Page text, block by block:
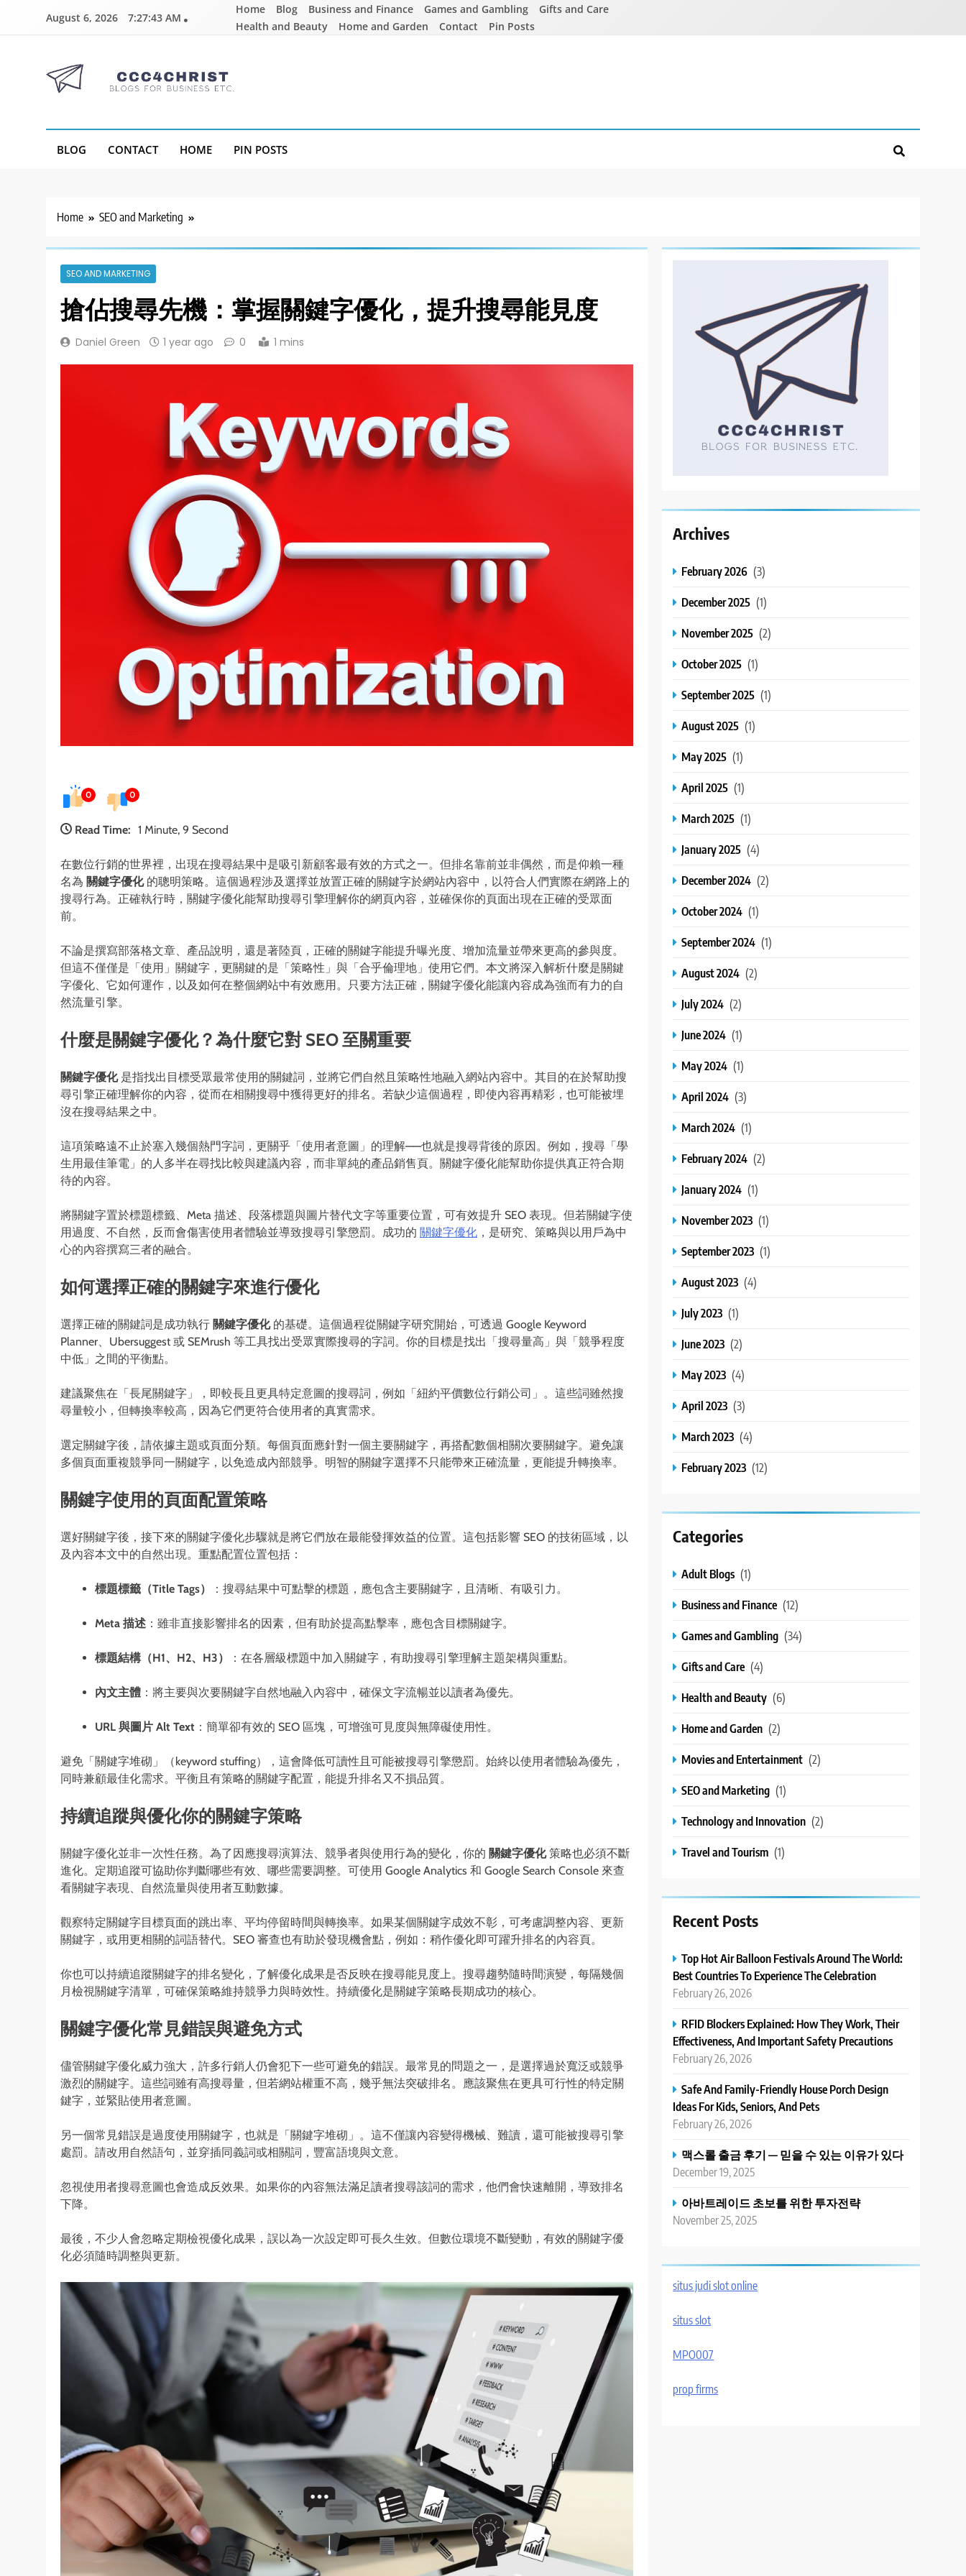
August 6, 2026 7:27:44 AM
Home Blog Business and Finance Games and Gambling
Gifts and Care
Health and Beauty
Home and Garden Contact Pin Posts
BLOG CONTACT HOME PIN POSTS
Home SEO and Marketing
SEO AND MARKETING
搶佔搜尋先機：掌握關鍵字優化，提升搜尋能見度
Daniel Green 1 year ago 0 1 mins
0 0
Read Time: 1 Minute, 9 Second
在數位行銷的世界裡，出現在搜尋結果中是吸引新顧客最有效的方式之一。但排名靠前並非偶然，而是仰賴一種
名為 關鍵字優化的聰明策略。這個過程涉及選擇並放置正確的關鍵字於網站內容中，以符合人們實際在網路上的
搜尋行為。正確執行時，關鍵字優化能幫助搜尋引擎理解你的網頁內容，並確保你的頁面出現在正確的受眾面
前。
不論是撰寫部落格文章、產品說明，還是著陸頁，正確的關鍵字能提升曝光度、增加流量並帶來更高的參與度。
但這不僅僅是「使用」關鍵字，更關鍵的是「策略性」與「合乎倫理地」使用它們。本文將深入解析什麼是關鍵
字優化、它如何運作，以及如何在整個網站中有效應用。只要方法正確，關鍵字優化能讓內容成為強而有力的自
然流量引擎。
什麼是關鍵字優化？為什麼它對 SEO 至關重要
關鍵字優化是指找出目標受眾最常使用的關鍵詞，並將它們自然且策略性地融入網站內容中。其目的在於幫助搜
尋引擎正確理解你的內容，從而在相關搜尋中獲得更好的排名。若缺少這個過程，即使內容再精彩，也可能被埋
沒在搜尋結果之中。
這項策略遠不止於塞入幾個熱門字詞，更關乎「使用者意圖」的理解——也就是搜尋背後的原因。例如，搜尋「學
生用最佳筆電」的人多半在尋找比較與建議內容，而非單純的產品銷售頁。關鍵字優化能幫助你提供真正符合期
待的內容。
將關鍵字置於標題標籤、Meta 描述、段落標題與圖片替代文字等重要位置，可有效提升 SEO 表現。但若關鍵字使
用過度、不自然，反而會傷害使用者體驗並導致搜尋引擎懲罰。成功的 關鍵字優化 ，是研究、策略與以用戶為中
心的內容撰寫三者的融合。
如何選擇正確的關鍵字來進行優化
選擇正確的關鍵詞是成功執行 關鍵字優化的基礎。這個過程從關鍵字研究開始，可透過 Google Keyword
Planner、Ubersuggest 或 SEMrush 等工具找出受眾實際搜尋的字詞。你的目標是找出「搜尋量高」與「競爭程度
中低」之間的平衡點。
建議聚焦在「長尾關鍵字」，即較長且更具特定意圖的搜尋詞，例如「紐約平價數位行銷公司」。這些詞雖然搜
尋量較小，但轉換率較高，因為它們更符合使用者的真實需求。
選定關鍵字後，請依據主題或頁面分類。每個頁面應針對一個主要關鍵字，再搭配數個相關次要關鍵字。避免讓
多個頁面重複競爭同一關鍵字，以免造成內部競爭。明智的關鍵字選擇不只能帶來正確流量，更能提升轉換率。
關鍵字使用的頁面配置策略
選好關鍵字後，接下來的關鍵字優化步驟就是將它們放在最能發揮效益的位置。這包括影響 SEO 的技術區域，以
及內容本文中的自然出現。重點配置位置包括：
標題標籤（Title Tags） ：搜尋結果中可點擊的標題，應包含主要關鍵字，且清晰、有吸引力。
Meta 描述 ：雖非直接影響排名的因素，但有助於提高點擊率，應包含目標關鍵字。
標題結構（H1、 H2、 H3） ：在各層級標題中加入關鍵字，有助搜尋引擎理解主題架構與重點。
內文主體 ：將主要與次要關鍵字自然地融入內容中，確保文字流暢並以讀者為優先。
URL 與圖片 Alt Text ：簡單卻有效的 SEO 區塊，可增強可見度與無障礙使用性。
避免「關鍵字堆砌」（keyword stuffing），這會降低可讀性且可能被搜尋引擎懲罰。始終以使用者體驗為優先，
同時兼顧最佳化需求。平衡且有策略的關鍵字配置，能提升排名又不損品質。
持續追蹤與優化你的關鍵字策略
關鍵字優化並非一次性任務。為了因應搜尋演算法、競爭者與使用行為的變化，你的 關鍵字優化策略也必須不斷
進化。定期追蹤可協助你判斷哪些有效、哪些需要調整。可使用 Google Analytics 和 Google Search Console 來查
看關鍵字表現、自然流量與使用者互動數據。
觀察特定關鍵字目標頁面的跳出率、平均停留時間與轉換率。如果某個關鍵字成效不彰，可考慮調整內容、更新
關鍵字，或用更相關的詞語替代。SEO 審查也有助於發現機會點，例如：稍作優化即可躍升排名的內容頁。
你也可以持續追蹤關鍵字的排名變化，了解優化成果是否反映在搜尋能見度上。搜尋趨勢隨時間演變，每隔幾個
月檢視關鍵字清單，可確保策略維持競爭力與時效性。持續優化是關鍵字策略長期成功的核心。
關鍵字優化常見錯誤與避免方式
儘管關鍵字優化威力強大，許多行銷人仍會犯下一些可避免的錯誤。最常見的問題之一，是選擇過於寬泛或競爭
激烈的關鍵字。這些詞雖有高搜尋量，但若網站權重不高，幾乎無法突破排名。應該聚焦在更具可行性的特定關
鍵字，並緊貼使用者意圖。
另一個常見錯誤是過度使用關鍵字，也就是「關鍵字堆砌」。這不僅讓內容變得機械、難讀，還可能被搜尋引擎
處罰。請改用自然語句，並穿插同義詞或相關詞，豐富語境與文意。
忽視使用者搜尋意圖也會造成反效果。如果你的內容無法滿足讀者搜尋該詞的需求，他們會快速離開，導致排名
下降。
最後，不少人會忽略定期檢視優化成果，誤以為一次設定即可長久生效。但數位環境不斷變動，有效的關鍵字優
化必須隨時調整與更新。
Archives
February 2026 (3)
December 2025 (1)
November 2025 (2)
October 2025 (1)
September 2025 (1)
August 2025 (1)
May 2025 (1)
April 2025 (1)
March 2025 (1)
January 2025 (4)
December 2024 (2)
October 2024 (1)
September 2024 (1)
August 2024 (2)
July 2024 (2)
June 2024 (1)
May 2024 (1)
April 2024 (3)
March 2024 (1)
February 2024 (2)
January 2024 (1)
November 2023 (1)
September 2023 (1)
August 2023 (4)
July 2023 (1)
June 2023 (2)
May 2023 (4)
April 2023 (3)
March 2023 (4)
February 2023 (12)
Categories
Adult Blogs (1)
Business and Finance (12)
Games and Gambling (34)
Gifts and Care (4)
Health and Beauty (6)
Home and Garden (2)
Movies and Entertainment (2)
SEO and Marketing (1)
Technology and Innovation (2)
Travel and Tourism (1)
Recent Posts
Top Hot Air Balloon Festivals Around The World:
Best Countries To Experience The Celebration
February 26, 2026
RFID Blockers Explained: How They Work, Their
Effectiveness, And Important Safety Precautions
February 26, 2026
Safe And Family-Friendly House Porch Design
Ideas For Kids, Seniors, And Pets
February 26, 2026
맥스롤 출금 후기 — 믿을 수 있는 이유가 있다
December 19, 2025
아바트레이드 초보를 위한 투자전략
November 25, 2025
situs judi slot online
situs slot
MPO007
prop firms